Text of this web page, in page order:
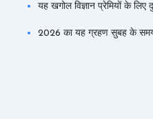
यह खगोल विज्ञान प्रेमियों के लिए
2026 का यह ग्रहण सुबह के समय